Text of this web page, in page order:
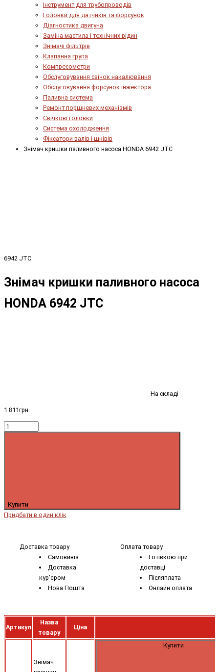
Інструмент для трубопроводів
Головки для датчиків та форсунок
Діагностика двигуна
Заміна мастила і технічних рідин
Знімачі фільтрів
Клапанна група
Компресометри
Обслуговування свічок накалювання
Обслуговування форсунок інжектора
Паливна система
Ремонт поршневих механізмів
Свічкові головки
Система охолодження
Фіксатори валів і шківів
Знімач кришки паливного насоса HONDA 6942 JTC
6942 JTC
Знімач кришки паливного насоса
HONDA 6942 JTC
На складі
1 811грн.
Купити
Придбати в один клік
Доставка товару
Самовивіз
Доставка
кур'єром
Нова Пошта
Оплата товару
Готівкою при
доставці
Післяплата
Онлайн оплата
Артикул
Назва
товару
Ціна
Знімач
Купити